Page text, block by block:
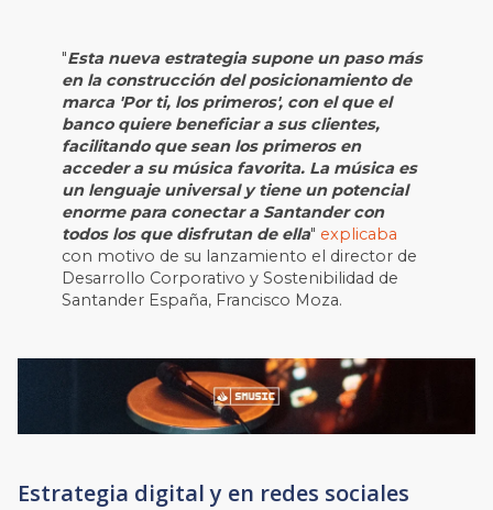
"Esta nueva estrategia supone un paso más
en la construcción del posicionamiento de
marca 'Por ti, los primeros', con el que el
banco quiere beneficiar a sus clientes,
facilitando que sean los primeros en
acceder a su música favorita. La música es
un lenguaje universal y tiene un potencial
enorme para conectar a Santander con
todos los que disfrutan de ella" explicaba
con motivo de su lanzamiento el director de
Desarrollo Corporativo y Sostenibilidad de
Santander España, Francisco Moza.
Estrategia digital y en redes sociales